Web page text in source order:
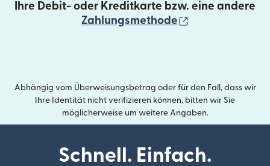
Ihre Debit- oder Kreditkarte bzw. eine andere
Zahlungsmethode
Abhängig vom Überweisungsbetrag oder für den Fall, dass wir
Ihre Identität nicht verifizieren können, bitten wir Sie
möglicherweise um weitere Angaben.
Schnell. Einfach.